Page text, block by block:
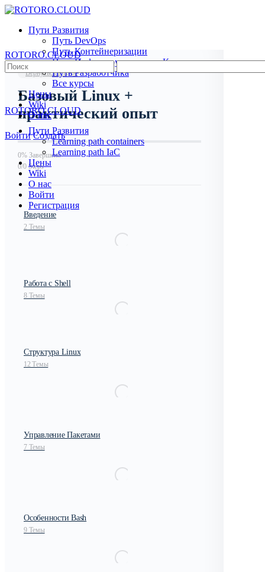
Toggle
Panel
Пути Развития
Путь DevOps
Путь Контейнеризации
Путь Инфраструктуры как Кода
Путь Разработчика
Все курсы
Цены
Wiki
О нас
More
Войти Создать
ROTORO.CLOUD
Search
for:
ROTORO.CLOUD
Пути Развития
Learning path containers
Learning path IaC
Цены
Wiki
О нас
Войти
Регистрация
Вернуться в Курс
Базовый Linux +
практический опыт
0% Завершено
0/0 Steps
Введение
2 Темы
Работа с Shell
8 Темы
Структура Linux
12 Темы
Управление Пакетами
7 Темы
Особенности Bash
9 Темы